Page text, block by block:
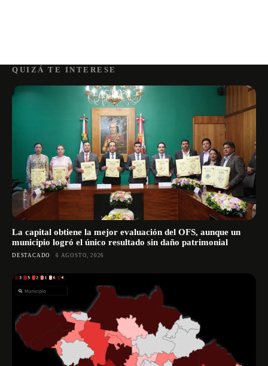
QUIZÁ TE INTERESE
La capital obtiene la mejor evaluación del OFS, aunque un
municipio logró el único resultado sin daño patrimonial
DESTACADO 6 AGOSTO, 2026